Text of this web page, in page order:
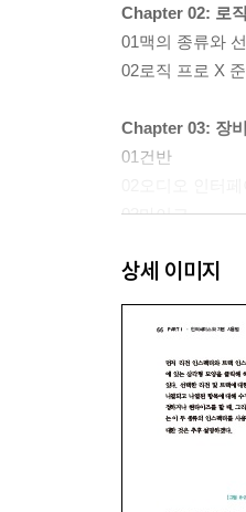
Chapter 02: 로
01맥의 종류와
02로직 프로 X
Chapter 03: 장
01건반
03마이크
05기타 장비
06 장비 설정 예
[PART II] 인터
Chapter 04: 로
Chapter 05: 프
01프로젝트 생성
상세 이미지